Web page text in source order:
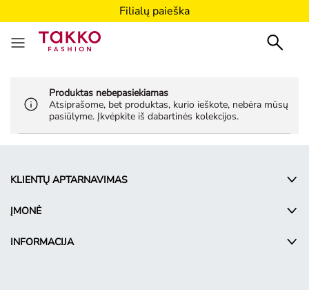
Filialų paieška
Produktas nebepasiekiamas
Atsiprašome, bet produktas, kurio ieškote, nebėra mūsų
pasiūlyme. Įkvėpkite iš dabartinės kolekcijos.
KLIENTŲ APTARNAVIMAS
ĮMONĖ
INFORMACIJA